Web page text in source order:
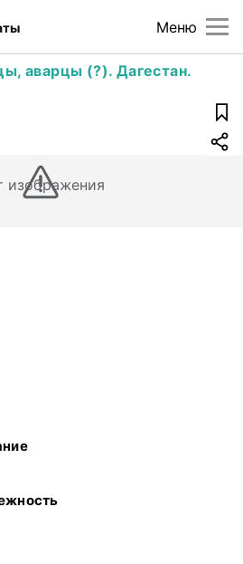
Меню
аварцы (?). Дагестан.
изображения